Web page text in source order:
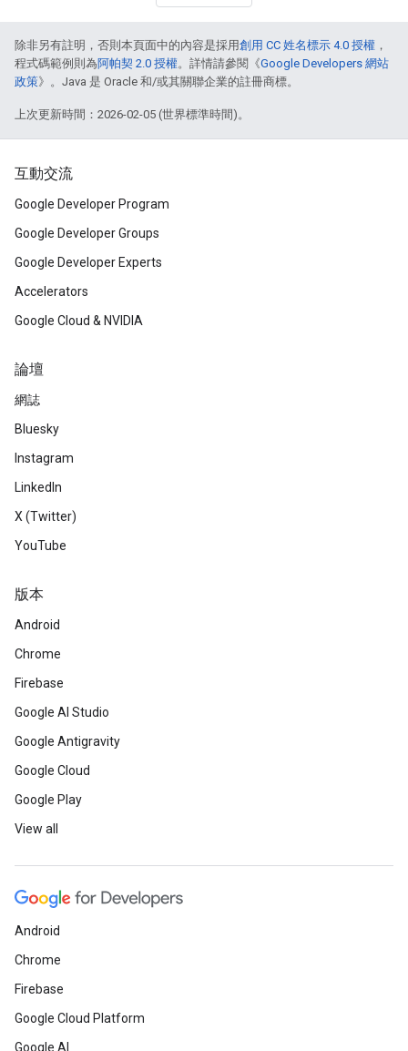
除非另有註明，否則本頁面中的內容是採用創用 CC 姓名標示 4.0 授權 ，
程式碼範例則為阿帕契 2.0 授權。詳情請參閱《Google Developers 網站
政策》。Java 是 Oracle 和/或其關聯企業的註冊商標。
上次更新時間：2026-02-05 (世界標準時間)。
互動交流
Google Developer Program
Google Developer Groups
Google Developer Experts
Accelerators
Google Cloud & NVIDIA
論壇
網誌
Bluesky
Instagram
LinkedIn
X (Twitter)
YouTube
版本
Android
Chrome
Firebase
Google AI Studio
Google Antigravity
Google Cloud
Google Play
View all
Android
Chrome
Firebase
Google Cloud Platform
Google AI